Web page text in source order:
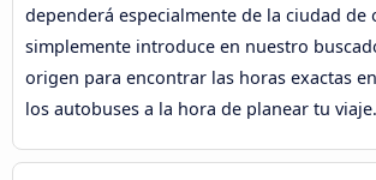
dependerá especialmente de la ciudad de
simplemente introduce en nuestro
origen para encontrar las horas exactas
los autobuses a la hora de planear tu viaje.